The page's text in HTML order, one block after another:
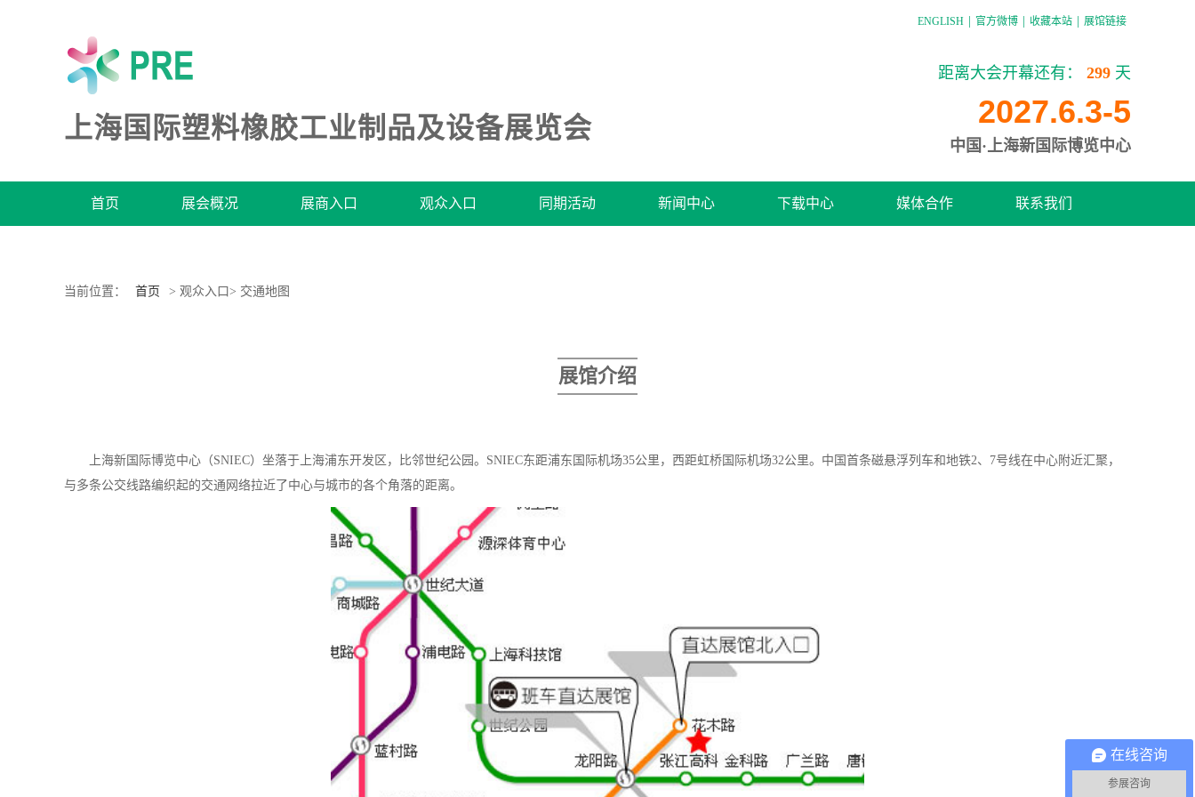
上海国际塑料橡胶工业制品及设备展览会
ENGLISH 官方微博 收藏本站 展馆链接
距离大会开幕还有： 299 天
2027.6.3-5
中国·上海新国际博览中心
首页 展会概况 展商入口 观众入口 同期活动 新闻中心 下载中心 媒体合作 联系我们
当前位置： 首页 > 观众入口> 交通地图
展馆介绍
上海新国际博览中心（SNIEC）坐落于上海浦东开发区，比邻世纪公园。SNIEC东距浦东国际机场35公里，西距虹桥国际机场32公里。中国首条磁悬浮列车和地铁2、7号线在中心附近汇聚，
与多条公交线路编织起的交通网络拉近了中心与城市的各个角落的距离。
在线咨询
参展咨询